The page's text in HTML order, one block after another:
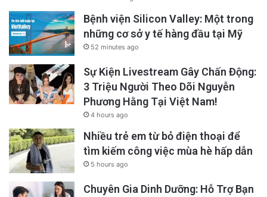
Bệnh viện Silicon Valley: Một trong
những cơ sở y tế hàng đầu tại Mỹ
52 minutes ago
Sự Kiện Livestream Gây Chấn Động:
3 Triệu Người Theo Dõi Nguyễn
Phương Hằng Tại Việt Nam!
4 hours ago
Nhiều trẻ em từ bỏ điện thoại để
tìm kiếm công việc mùa hè hấp dẫn
5 hours ago
Chuyên Gia Dinh Dưỡng: Hỗ Trợ Bạn